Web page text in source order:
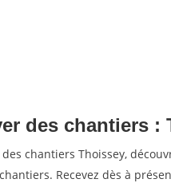
des chantiers :
chantiers Thoissey,
Recevez dès à